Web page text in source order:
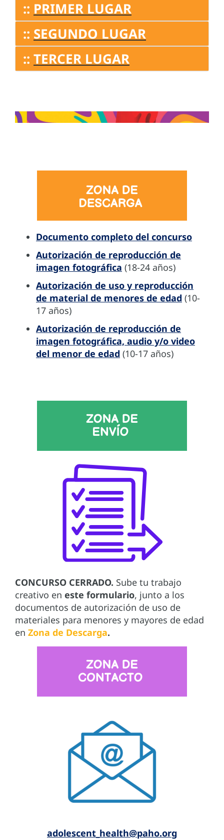
:: PRIMER LUGAR
:: SEGUNDO LUGAR
:: TERCER LUGAR
Documento completo del concurso
Autorización de reproducción de
imagen fotográfica (18-24 años)
Autorización de uso y reproducción
de material de menores de edad (10-
17 años)
Autorización de reproducción de
imagen fotográfica, audio y/o video
del menor de edad (10-17 años)
CONCURSO CERRADO. Sube tu trabajo
creativo en este formulario, junto a los
documentos de autorización de uso de
materiales para menores y mayores de edad
en Zona de Descarga.
adolescent_health@paho.org